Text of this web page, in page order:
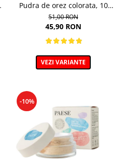
Pudra de orez colorata, 10
Light Beige - 10g
51,00 RON
45,90 RON
VEZI VARIANTE
-10%